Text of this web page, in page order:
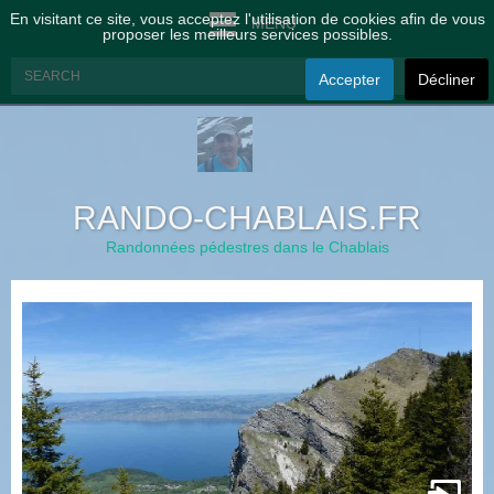
MENU
RANDO-CHABLAIS.FR
Randonnées pédestres dans le Chablais
En visitant ce site, vous acceptez l'utilisation de cookies afin de vous
proposer les meilleurs services possibles.
Accepter Décliner